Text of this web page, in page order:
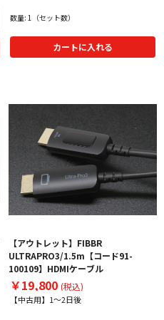
数量: 1（セット数）
カートに入れる
【アウトレット】FIBBR
ULTRAPRO3/1.5m【コード91-
100109】HDMIケーブル
￥19,800 (税込)
【中古用】1～2日後